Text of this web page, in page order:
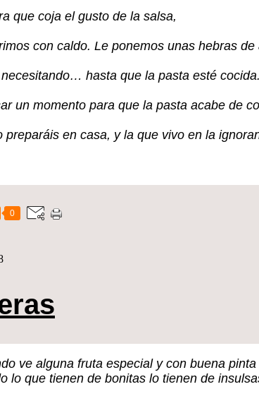
que coja el gusto de la salsa,
con caldo. Le ponemos unas hebras de
hasta que la pasta esté cocida.
un momento para que la pasta acabe de
preparáis en casa, y la que vivo en la
0
ve alguna fruta especial y con buena
lo que tienen de bonitas lo tienen de